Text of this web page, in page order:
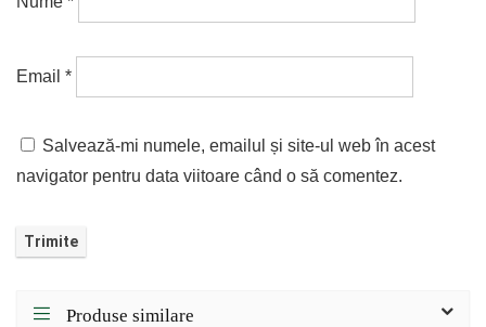
Email *
Salvează-mi numele, emailul și site-ul web în acest
navigator pentru data viitoare când o să comentez.
Produse similare